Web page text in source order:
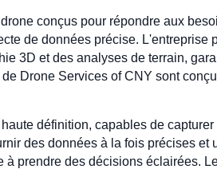
conçus pour répondre aux
de données précise. L'entreprise
3D et des analyses de terrain,
Drone Services of CNY sont
définition, capables de
des données à la fois précises et
prendre des décisions éclairées.